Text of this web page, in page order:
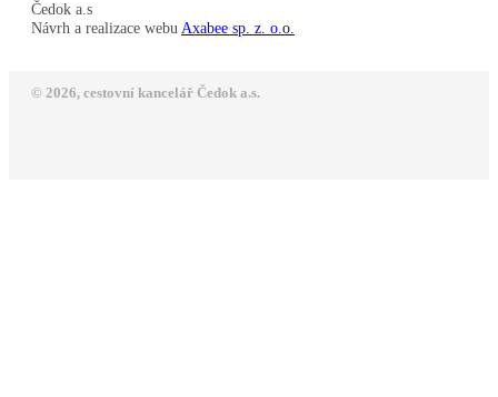
Čedok a.s
Návrh a realizace webu Axabee sp. z. o.o.
© 2026, cestovní kancelář Čedok a.s.